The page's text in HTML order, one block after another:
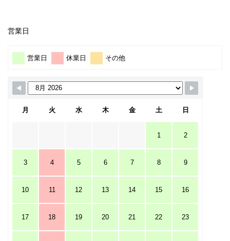
営業日
営業日 休業日 その他
月 火 水 木 金 土 日
1 2
3 4 5 6 7 8 9
10 11 12 13 14 15 16
17 18 19 20 21 22 23